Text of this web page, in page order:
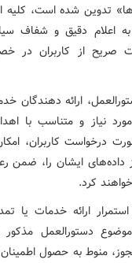
تدوین شده است، کلیه
به اعلام دقیق و شفاف
صریح از کاربران در
ارائه دهندگان
مورد نیاز و متناسب
درخواست کاربران،
ایشان را، ضمن
کرد.
ارائه خدمات یا
دستورالعمل
منوط به حصول اطمینان